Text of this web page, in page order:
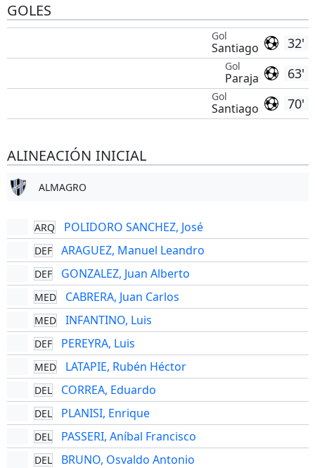
GOLES
32'
Gol
Santiago
63'
Gol
Paraja
70'
Gol
Santiago
ALINEACIÓN INICIAL
ALMAGRO
ARQ POLIDORO SANCHEZ, José
DEF ARAGUEZ, Manuel Leandro
DEF GONZALEZ, Juan Alberto
MED CABRERA, Juan Carlos
MED INFANTINO, Luis
DEF PEREYRA, Luis
MED LATAPIE, Rubén Héctor
DEL CORREA, Eduardo
DEL PLANISI, Enrique
DEL PASSERI, Aníbal Francisco
DEL BRUNO, Osvaldo Antonio